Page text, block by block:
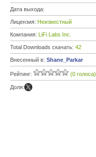
Дата выхода:
Лицензия: Неизвестный
Компания: LiFi Labs Inc.
Total Downloads скачать: 42
Внесенный в: Shane_Parkar
Рейтинг: (0 голоса)
Доля: